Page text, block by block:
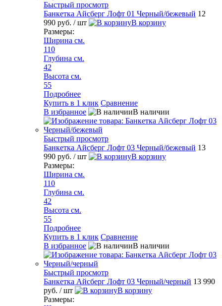
Быстрый просмотр
Банкетка Айсберг Лофт 01 Черный/бежевый 12
990 руб. / шт
В корзину
Размеры:
Ширина см.
110
Глубина см.
42
Высота см.
55
Подробнее
Купить в 1 клик Сравнение
В избранное
В наличии
Быстрый просмотр
Банкетка Айсберг Лофт 03 Черный/бежевый 13
990 руб. / шт
В корзину
Размеры:
Ширина см.
110
Глубина см.
42
Высота см.
55
Подробнее
Купить в 1 клик Сравнение
В избранное
В наличии
Быстрый просмотр
Банкетка Айсберг Лофт 03 Черный/черный 13 990
руб. / шт
В корзину
Размеры: